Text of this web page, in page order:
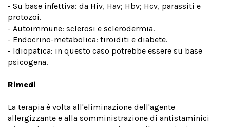
- Su base infettiva: da Hiv, Hav; Hbv; Hcv, parassiti e
protozoi.
- Autoimmune: sclerosi e sclerodermia.
- Endocrino-metabolica: tiroiditi e diabete.
- Idiopatica: in questo caso potrebbe essere su base
psicogena.
Rimedi
La terapia è volta all'eliminazione dell'agente
allergizzante e alla somministrazione di antistaminici